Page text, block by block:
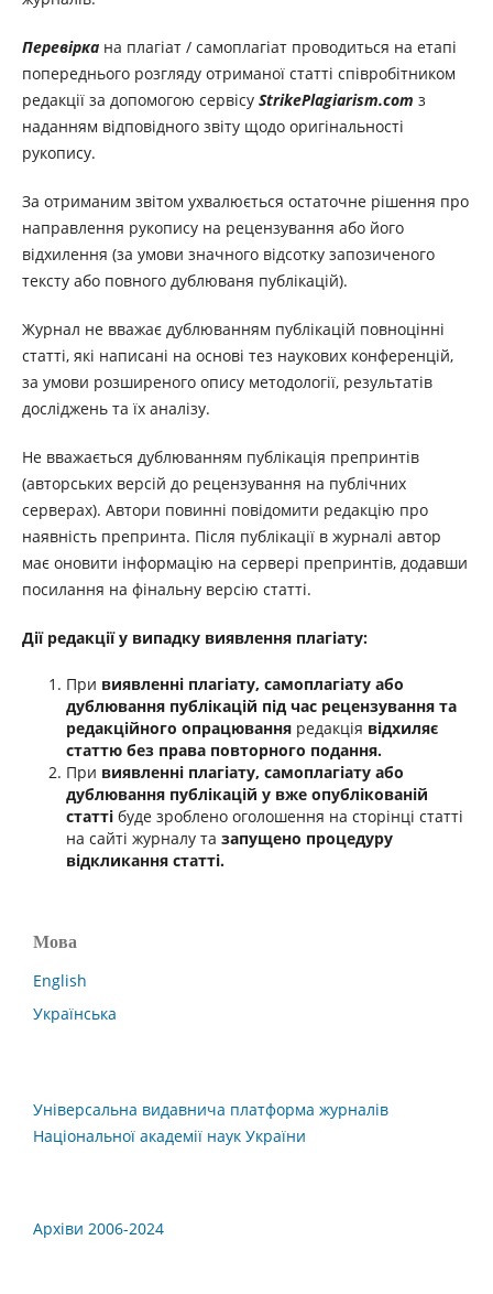
Перевірка на плагіат / самоплагіат проводиться на етапі
попереднього розгляду отриманої статті співробітником
редакції за допомогою сервісу StrikePlagiarism.com з
наданням відповідного звіту щодо оригінальності
рукопису.
За отриманим звітом ухвалюється остаточне рішення про
направлення рукопису на рецензування або його
відхилення (за умови значного відсотку запозиченого
тексту або повного дублюваня публікацій).
Журнал не вважає дублюванням публікацій повноцінні
статті, які написані на основі тез наукових конференцій,
за умови розширеного опису методології, результатів
досліджень та їх аналізу.
Не вважається дублюванням публікація препринтів
(авторських версій до рецензування на публічних
серверах). Автори повинні повідомити редакцію про
наявність препринта. Після публікації в журналі автор
має оновити інформацію на сервері препринтів, додавши
посилання на фінальну версію статті.
Дії редакції у випадку виявлення плагіату:
При виявленні плагіату, самоплагіату або
дублювання публікацій під час рецензування та
редакційного опрацюванняредакція відхиляє
статтю без права повторного подання.
При виявленні плагіату, самоплагіату або
дублювання публікацій у вже опублікованій
статтібуде зроблено оголошення на сторінці статті
на сайті журналу та запущено процедуру
відкликання статті.
Мова
English
Українська
Універсальна видавнича платформа журналів
Національної академії наук України
Архіви 2006-2024